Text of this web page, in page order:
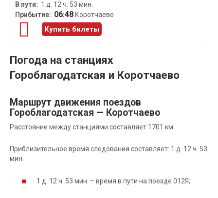
1 д. 12 ч. 53 мин.
06:48 Коротчаево
Купить билеты
Погода на станциях
Гороблагодатская и Коротчаево
Маршрут движения поездов
Гороблагодатская — Коротчаево
Расстояние между станциями составляет 1701 км.
Приблизительное время следования составляет: 1 д. 12 ч. 53
мин.
1 д. 12 ч. 53 мин. – время в пути на поезде 012Я;